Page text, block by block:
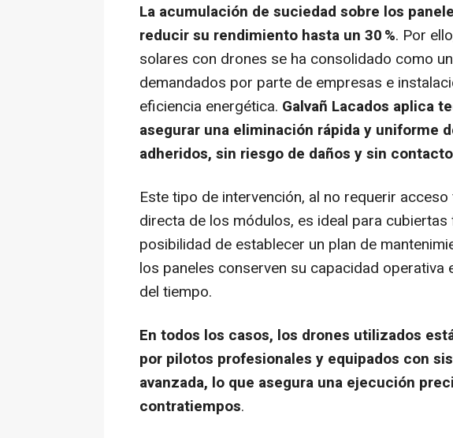
La acumulación de suciedad sobre los
reducir su rendimiento hasta un 30 %. Por
solares con drones se ha consolidado como
demandados por parte de empresas e
eficiencia energética. Galvañ Lacados aplica
asegurar una eliminación rápida y uniforme
adheridos, sin riesgo de daños y sin
Este tipo de intervención, al no requerir
directa de los módulos, es ideal para
posibilidad de establecer un plan de
los paneles conserven su capacidad operativa
del tiempo.
En todos los casos, los drones utilizados
por pilotos profesionales y equipados con
avanzada, lo que asegura una ejecución
contratiempos.